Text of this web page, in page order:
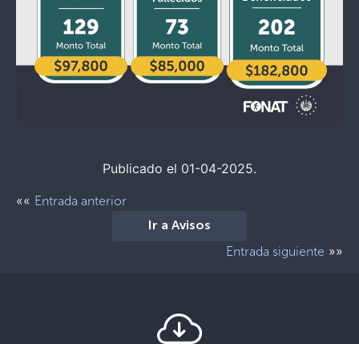
Publicado el 01-04-2025.
«« Entrada anterior
Ir a Avisos
Entrada siguiente »»